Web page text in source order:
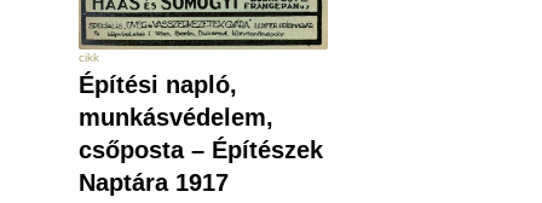
cikk
Építési napló,
munkásvédelem,
csőposta – Építészek
Naptára 1917